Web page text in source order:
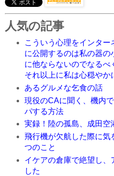
人気の記事
こういう心理をインター
に公開するのは私の器の
に他ならないのでなるべ
それ以上に私は心穏やか
あるグルメな乞食の話
現役のCAに聞く、機内
パする方法
実録！陸の孤島、成田空
飛行機が欠航した際に気
つのこと
イケアの倉庫で絶望し、
した